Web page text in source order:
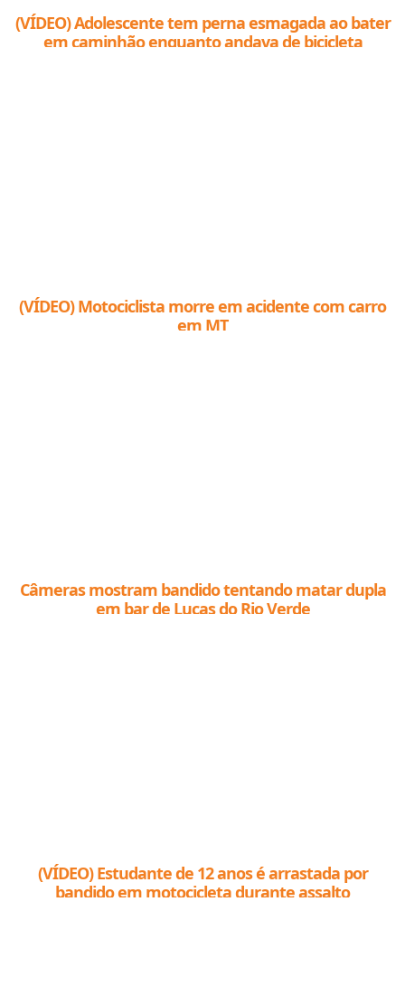
(VÍDEO) Adolescente tem perna esmagada ao bater
em caminhão enquanto andava de bicicleta
(VÍDEO) Motociclista morre em acidente com carro
em MT
Câmeras mostram bandido tentando matar dupla
em bar de Lucas do Rio Verde
(VÍDEO) Estudante de 12 anos é arrastada por
bandido em motocicleta durante assalto